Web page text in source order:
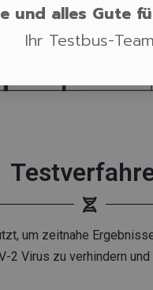
um zeitnahe
2 Virus zu verhindern
und alles Gute
Ihr Testbus-Team